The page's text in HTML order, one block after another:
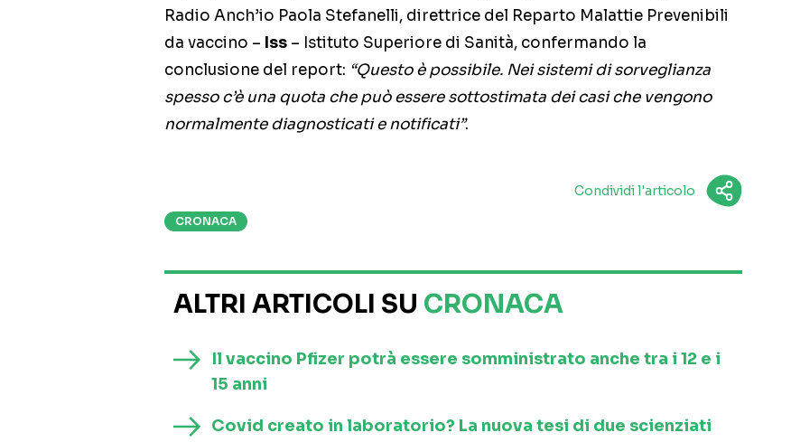
Radio Anch’io Paola Stefanelli, direttrice del Reparto Malattie Prevenibili
da vaccino – Iss – Istituto Superiore di Sanità, confermando la
conclusione del report: “Questo è possibile. Nei sistemi di sorveglianza
spesso c’è una quota che può essere sottostimata dei casi che vengono
normalmente diagnosticati e notificati”.
Condividi l'articolo
CRONACA
ALTRI ARTICOLI SU CRONACA
Il vaccino Pfizer potrà essere somministrato anche tra i 12 e i
15 anni
Covid creato in laboratorio? La nuova tesi di due scienziati